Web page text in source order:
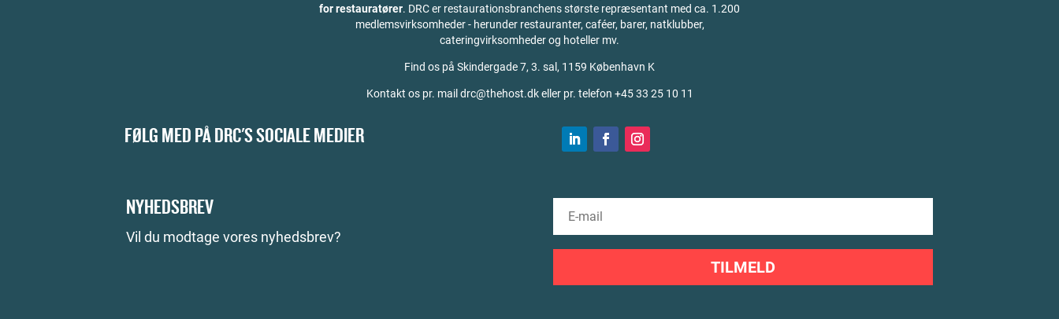
for restauratører. DRC er restaurationsbranchens største repræsentant med ca. 1.200
medlemsvirksomheder - herunder restauranter, caféer, barer, natklubber,
cateringvirksomheder og hoteller mv.
Find os på Skindergade 7, 3. sal, 1159 København K
Kontakt os pr. mail drc@thehost.dk eller pr. telefon +45 33 25 10 11
FØLG MED PÅ DRC'S SOCIALE MEDIER
NYHEDSBREV
Vil du modtage vores nyhedsbrev?
TILMELD